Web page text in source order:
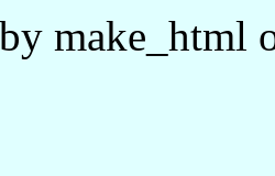
make_html